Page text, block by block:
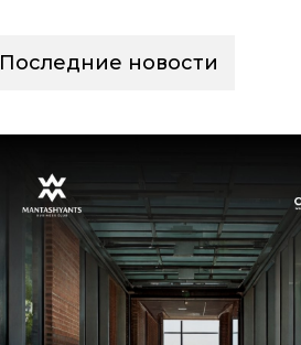
Последние новости